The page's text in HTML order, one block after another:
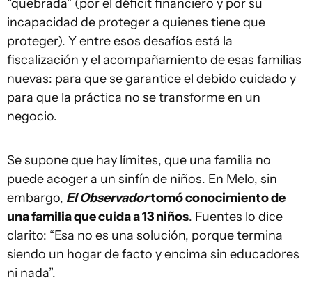
“quebrada” (por el déficit financiero y por su
incapacidad de proteger a quienes tiene que
proteger). Y entre esos desafíos está la
fiscalización y el acompañamiento de esas familias
nuevas: para que se garantice el debido cuidado y
para que la práctica no se transforme en un
negocio.
Se supone que hay límites, que una familia no
puede acoger a un sinfín de niños. En Melo, sin
embargo, El Observadortomó conocimiento de
una familia que cuida a 13 niños. Fuentes lo dice
clarito: “Esa no es una solución, porque termina
siendo un hogar de facto y encima sin educadores
ni nada”.